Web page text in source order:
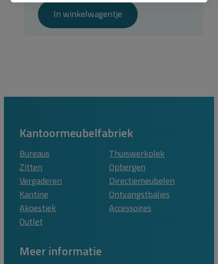
In winkelwagentje
Kantoormeubelfabriek
Bureaus
Thuiswerkplek
Zitten
Opbergen
Vergaderen
Directiemeubelen
Kantine
Ontvangstbalies
Akoestiek
Accessoires
Outlet
Meer informatie